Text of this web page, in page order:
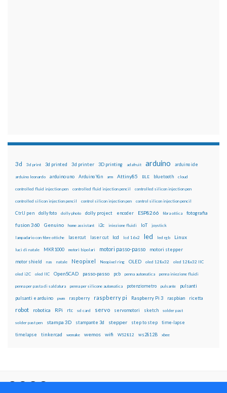
3d 3d print 3d printed 3d printer 3D printing adafruit arduino arduino ide
arduino leonardo arduino uno Arduino Yún arm Attiny85 BLE bluetooth cloud
controlled fluid injection pen controlled fluid injection pencil controlled silicon injection pen
controlled silicon injection pencil control silicon injection pen control silicon injection pencil
CtrlJ pen dolly foto dolly photo dolly project encoder ESP8266 fibra ottica fotografia
fusion 360 Genuino home assistant i2c iniezione fluidi IoT joystick
lampadario con fibre ottiche lasercut laser cut lcd lcd 16x2 led led rgb Linux
luci di natale MKR1000 motori bipolari motori passo-passo motori stepper
motor shield nas natale Neopixel Neopixel ring OLED oled 128x32 oled 128x32 IIC
oled i2C oled IIC OpenSCAD passo-passo pcb penna automatica penna iniezione fluidi
penna per pasta di saldatura penna per silicone automatica potenziometro pulsante pulsanti
pulsanti e arduino pwm raspberry raspberry pi Raspberry Pi 3 raspbian ricetta
robot robotica RPi rtc sd card servo servomotori sketch solder past
solder past pen stampa 3D stampante 3d stepper step to step time-lapse
timelapse tinkercad wemake wemos wifi WS2812 ws2812B xbee